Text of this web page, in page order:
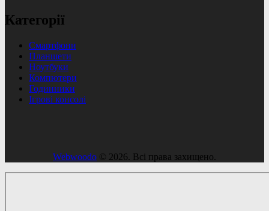
Категорії
Смартфони
Планшети
Ноутбуки
Компютери
Годинники
Ігрові консолі
Webwoodo © 2026. Всі права захищено.